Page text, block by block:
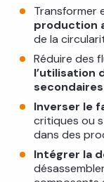
Transformer
production
de la
Réduire des
l’utilisation
secondaires
Inverser le
critiques ou
dans des
Intégrer la